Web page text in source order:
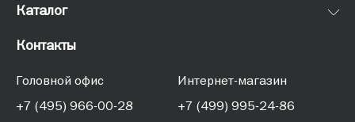
Каталог
Контакты
Головной офис
+7 (495) 966-00-28
Интернет-магазин
+7 (499) 995-24-86